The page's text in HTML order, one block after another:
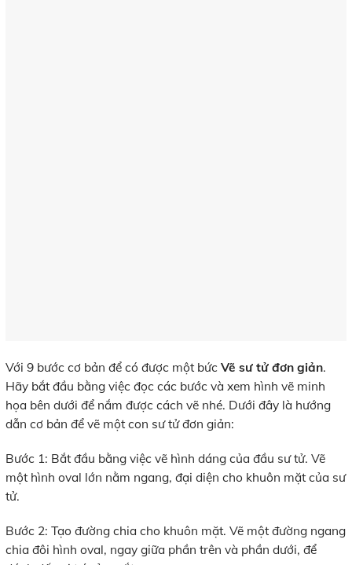
Với 9 bước cơ bản để có được một bức Vẽ sư tử đơn giản.
Hãy bắt đầu bằng việc đọc các bước và xem hình vẽ minh
họa bên dưới để nắm được cách vẽ nhé. Dưới đây là hướng
dẫn cơ bản để vẽ một con sư tử đơn giản:
Bước 1: Bắt đầu bằng việc vẽ hình dáng của đầu sư tử. Vẽ
một hình oval lớn nằm ngang, đại diện cho khuôn mặt của sư
tử.
Bước 2: Tạo đường chia cho khuôn mặt. Vẽ một đường ngang
chia đôi hình oval, ngay giữa phần trên và phần dưới, để